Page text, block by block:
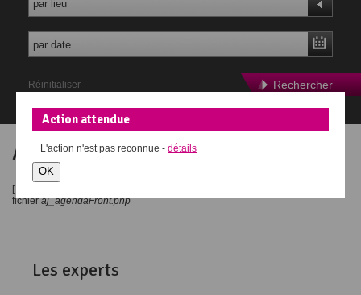
Agenda des événements
[
fichieraj_agendaFront.php
par lieu
Rechercher
Réinitialiser
Les experts
Action attendue
L'action n'est pas reconnue - détails
OK